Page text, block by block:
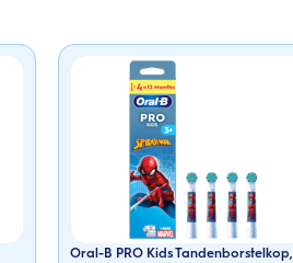
Oral-B PRO Kids Tandenborstelkop,